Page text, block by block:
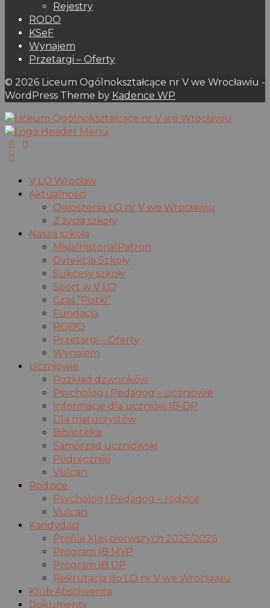
Rejestry
RODO
KSeF
Wynajem
Przetargi – Oferty
© 2026 Liceum Ogólnokształcące nr V we Wrocławiu -
WordPress Theme by Kadence WP
V LO Wrocław
Aktualności
Ogłoszenia LO nr V we Wrocławiu
Z życia szkoły
Nasza szkoła
Misja|Historia|Patron
Dyrekcja Szkoły
Sukcesy szkoły
Sport w V LO
Czas “Piątki”
Fundacja
RODO
Przetargi – Oferty
Wynajem
Uczniowie
Rozkład dzwonków
Psycholog i Pedagog – uczniowie
Informacje dla uczniów IB-DP
Dla maturzystów
Biblioteka
Samorząd uczniowski
Podręczniki
Vulcan
Rodzice
Psycholog i Pedagog – rodzice
Vulcan
Kandydaci
Profile klas pierwszych 2025/2026
Program IB MYP
Program IB DP
Rekrutacja do LO nr V we Wrocławiu
Klub Absolwenta
Dokumenty